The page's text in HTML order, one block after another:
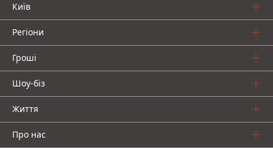
Київ
Регіони
Гроші
Шоу-біз
Життя
Про нас